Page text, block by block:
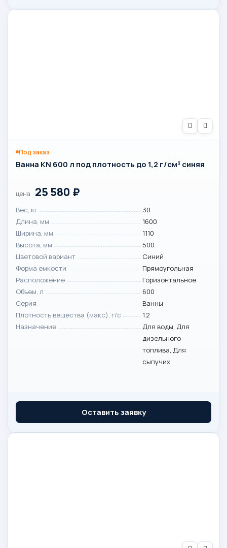
Под заказ
Ванна KN 600 л под плотность до 1,2 г/см³ синяя
цена 25 580 ₽
Вес, кг
30
Длина, мм
1600
Ширина, мм
1110
Высота, мм
500
Цветовой вариант
Синий
Форма емкости
Прямоугольная
Расположение
Горизонтальное
Объем, л
600
Серия
Ванны
Плотность вещества (макс), г/с
1.2
Назначение
Для воды, Для
дизельного
топлива, Для
сыпучих
Оставить заявку